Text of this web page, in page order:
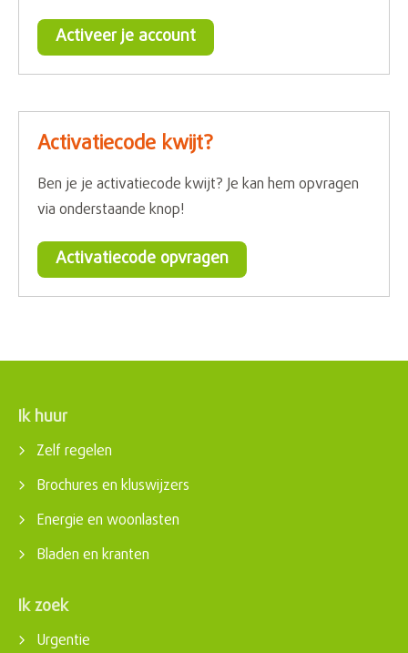
Activeer je account
Activatiecode kwijt?
Ben je je activatiecode kwijt? Je kan hem opvragen
via onderstaande knop!
Activatiecode opvragen
Contactinformatie
Ik huur
Zelf regelen
Brochures en kluswijzers
Energie en woonlasten
Bladen en kranten
Ik zoek
Urgentie